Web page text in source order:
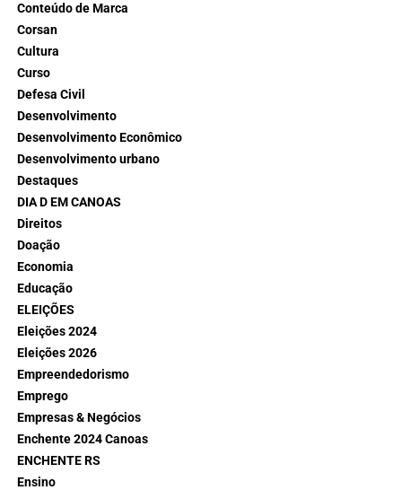
Conteúdo de Marca
Corsan
Cultura
Curso
Defesa Civil
Desenvolvimento
Desenvolvimento Econômico
Desenvolvimento urbano
Destaques
DIA D EM CANOAS
Direitos
Doação
Economia
Educação
ELEIÇÕES
Eleições 2024
Eleições 2026
Empreendedorismo
Emprego
Empresas & Negócios
Enchente 2024 Canoas
ENCHENTE RS
Ensino